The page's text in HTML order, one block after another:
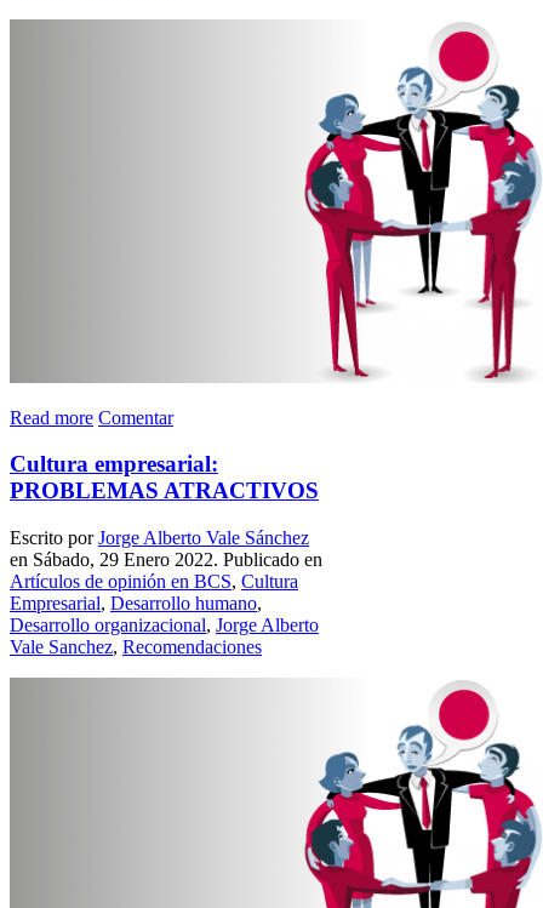
Read more Comentar
Cultura empresarial:
PROBLEMAS ATRACTIVOS
Escrito porJorge Alberto Vale Sánchez
en Sábado, 29 Enero 2022. Publicado en
Artículos de opinión en BCS, Cultura
Empresarial, Desarrollo humano,
Desarrollo organizacional, Jorge Alberto
Vale Sanchez, Recomendaciones